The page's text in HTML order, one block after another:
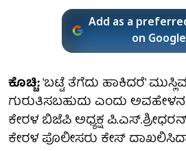
Add as a
on Google
ಕೊಚ್ಚಿ:'ಬಟ್ಟೆ ತೆಗೆದು ಹಾಕಿದರೆ'
ಗುರುತಿಸಬಹುದು ಎಂದು
ಕೇರಳ ಬಿಜೆಪಿ ಅಧ್ಯಕ್ಷ
ಕೇರಳ ಪೊಲೀಸರು ಕೇಸ್